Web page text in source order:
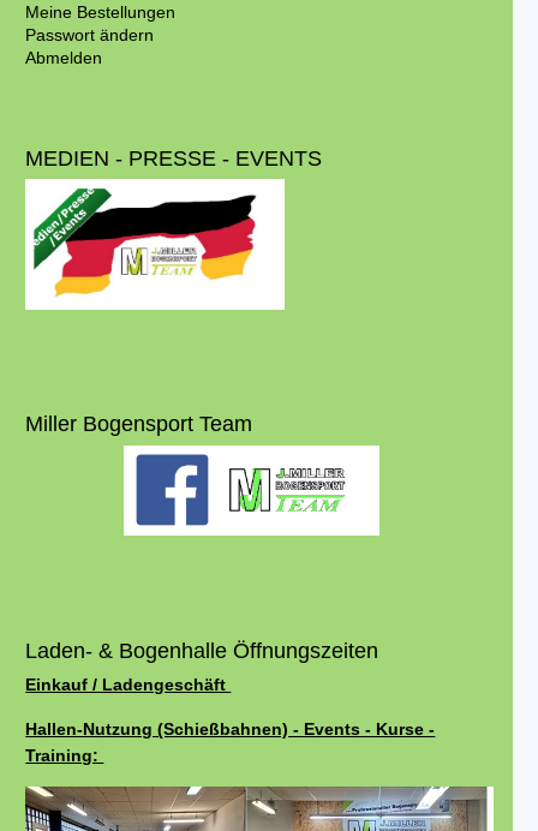
Meine Bestellungen
Passwort ändern
Abmelden
MEDIEN - PRESSE - EVENTS
Miller Bogensport Team
Laden- & Bogenhalle Öffnungszeiten
Einkauf / Ladengeschäft
Hallen-Nutzung (Schießbahnen) - Events - Kurse -
Training: